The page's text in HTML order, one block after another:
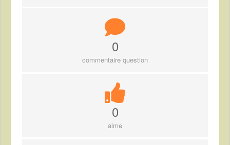
0
commentaire question
0
aime